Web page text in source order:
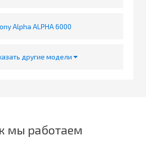
Alpha ALPHA 6000
другие модели
мы работаем